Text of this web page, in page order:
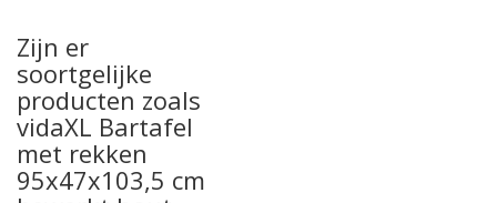
Zijn er
soortgelijke
producten zoals
vidaXL Bartafel
met rekken
95x47x103,5 cm